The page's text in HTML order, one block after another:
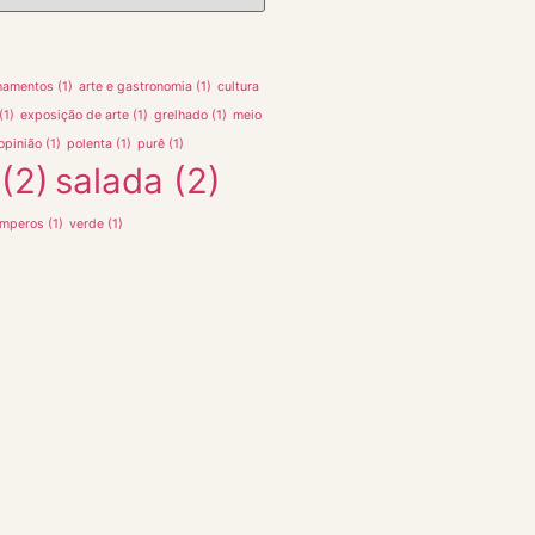
(1) arte e gastronomia (1) cultura
exposição de arte (1) grelhado (1) meio
(1) polenta (1) purê (1)
salada (2)
(1) verde (1)